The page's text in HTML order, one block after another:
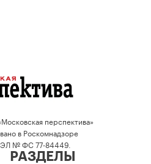
перспектива»
в Роскомнадзоре
№ ФС 77-84449.
РАЗДЕЛЫ